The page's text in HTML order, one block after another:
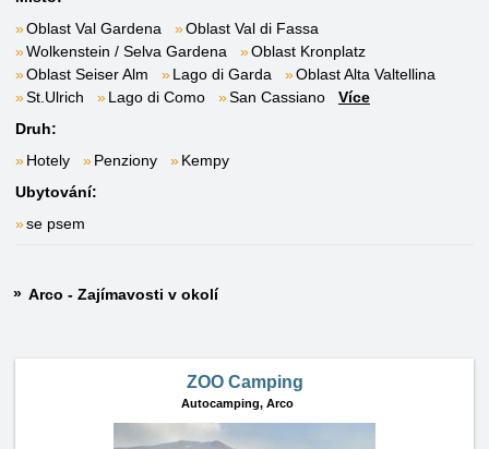
Oblast Val Gardena
Oblast Val di Fassa
Wolkenstein / Selva Gardena
Oblast Kronplatz
Oblast Seiser Alm
Lago di Garda
Oblast Alta Valtellina
St.Ulrich
Lago di Como San Cassiano
Více
Druh:
Hotely
Penziony
Kempy
Ubytování:
se psem
Arco - Zajímavosti v okolí
ZOO Camping
Autocamping, Arco